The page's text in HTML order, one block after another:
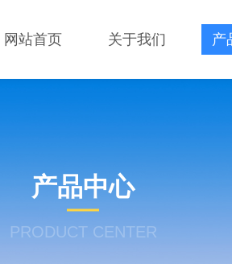
网站首页 关于我们 产
产品中心
PRODUCT CENTER